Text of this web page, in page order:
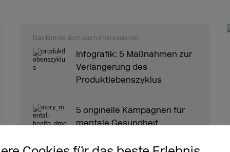
Das könnte dich auch interessieren:
Infografik: 5 Maßnahmen zur
Verlängerung des
Produktlebenszyklus
5 originelle Kampagnen für
mentale Gesundheit